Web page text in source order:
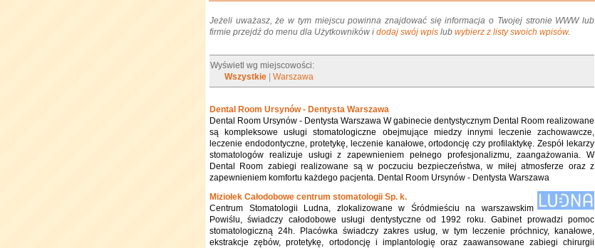
Jeżeli uważasz, że w tym miejscu powinna znajdować się informacja o Twojej stronie WWW lub
firmie przejdź do menu dla Użytkowników i dodaj swój wpis lub wybierz z listy swoich wpisów.
Wyświetl wg miejscowości:
Wszystkie |Warszawa
Dental Room Ursynów - Dentysta Warszawa
Dental Room Ursynów - Dentysta Warszawa W gabinecie dentystycznym Dental Room realizowane
są kompleksowe usługi stomatologiczne obejmujące miedzy innymi leczenie zachowawcze,
leczenie endodontyczne, protetykę, leczenie kanałowe, ortodoncję czy profilaktykę. Zespół lekarzy
stomatologów realizuje usługi z zapewnieniem pełnego profesjonalizmu, zaangażowania. W
Dental Room zabiegi realizowane są w poczuciu bezpieczeństwa, w miłej atmosferze oraz z
zapewnieniem komfortu każdego pacjenta. Dental Room Ursynów - Dentysta Warszawa
Miziołek Całodobowe centrum stomatologii Sp. k.
Centrum Stomatologii Ludna, zlokalizowane w Śródmieściu na warszawskim
Powiślu, świadczy całodobowe usługi dentystyczne od 1992 roku. Gabinet prowadzi pomoc
stomatologiczną 24h. Placówka świadczy zakres usług, w tym leczenie próchnicy, kanałowe,
ekstrakcje zębów, protetykę, ortodoncję i implantologię oraz zaawansowane zabiegi chirurgii